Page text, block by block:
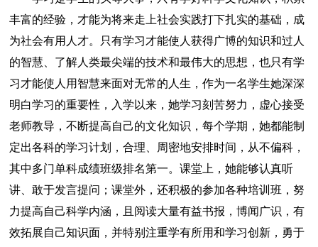
丰富的经验，才能为将来走上社会实践打下扎实的基础，成
为社会有用人才。只有学习才能使人获得广博的知识和过人
的智慧、了解人类最尖端的技术和最伟大的思想，也只有学
习才能使人用智慧来面对无常的人生，作为一名学生她深深
明白学习的重要性，入学以来，她学习刻苦努力，虚心接受
老师教导，不断提高自己的文化知识，每个学期，她都能制
定出各科的学习计划，合理、周密地安排时间，从不偏科，
其中多门单科成绩班级排名第一。课堂上，她能够认真听
讲、敢于发言提问；课堂外，还积极的参加各种培训班，努
力提高自己科学内涵，且阅读大量有益书报，博闻广识，有
效拓展自己知识面，并特别注重学有所用和学习创新，勇于